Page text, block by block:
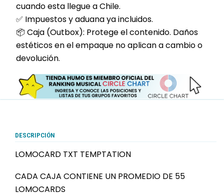
cuando esta llegue a Chile.
✅ Impuestos y aduana ya incluidos.
📦 Caja (Outbox): Protege el contenido. Daños
estéticos en el empaque no aplican a cambio o
devolución.
DESCRIPCIÓN
LOMOCARD TXT TEMPTATION
CADA CAJA CONTIENE UN PROMEDIO DE 55
LOMOCARDS